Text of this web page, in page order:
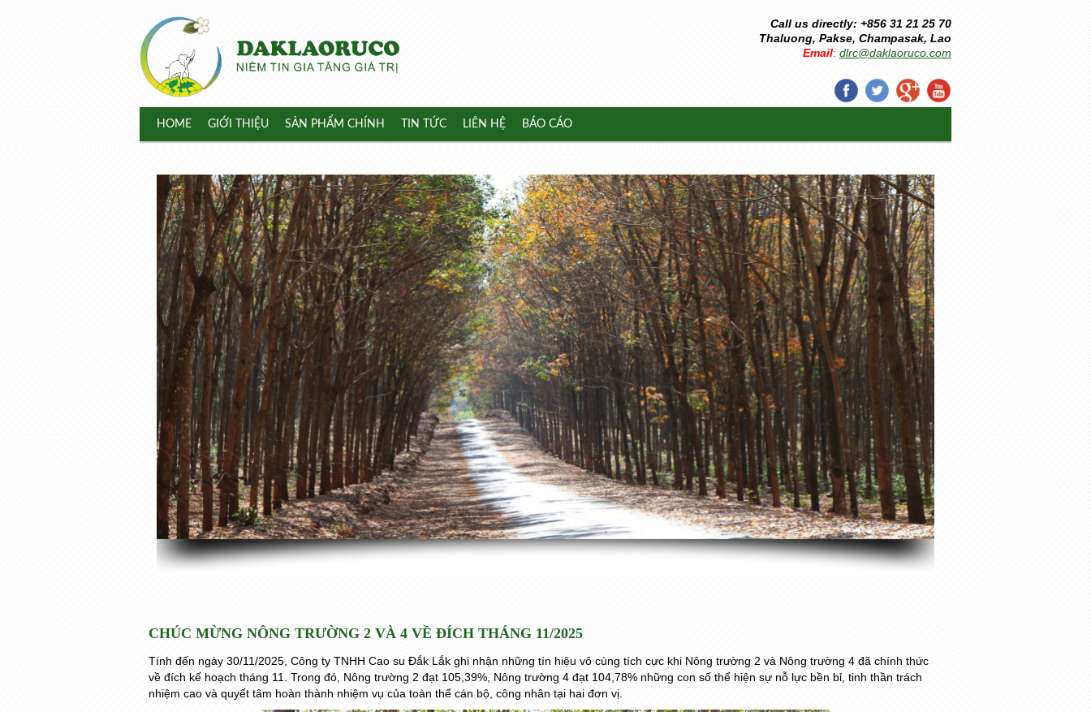
Call us directly: +856 31 21 25 70
Thaluong, Pakse, Champasak, Lao
Email: dlrc@daklaoruco.com
HOME GIỚI THIỆU SẢN PHẨM CHÍNH TIN TỨC LIÊN HỆ BÁO CÁO
CHÚC MỪNG NÔNG TRƯỜNG 2 VÀ 4 VỀ ĐÍCH THÁNG 11/2025
Tính đến ngày 30/11/2025, Công ty TNHH Cao su Đắk Lắk ghi nhận những tín hiệu vô cùng tích cực khi Nông trường 2 và Nông trường 4 đã chính thức
về đích kế hoạch tháng 11. Trong đó, Nông trường 2 đạt 105,39%, Nông trường 4 đạt 104,78% những con số thể hiện sự nỗ lực bền bỉ, tinh thần trách
nhiệm cao và quyết tâm hoàn thành nhiệm vụ của toàn thể cán bộ, công nhân tại hai đơn vị.